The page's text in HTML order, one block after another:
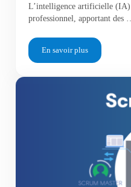
L’intelligence artificielle
professionnel, apportant des …
En savoir plusQuels emplois sont